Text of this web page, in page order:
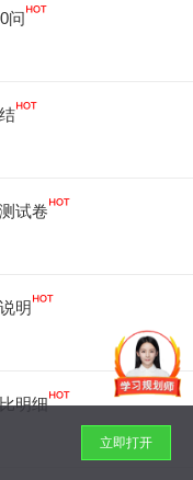
问
试卷
明
明细
立即打开